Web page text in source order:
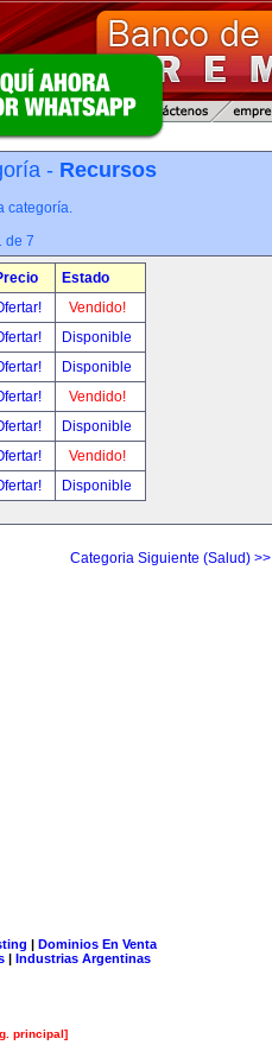
- Recursos
categoría.
de 7
Estado
Vendido!
Disponible
Disponible
Vendido!
Disponible
Vendido!
Disponible
Categoria Siguiente (Salud) >>
| Dominios En Venta
| Industrias Argentinas
principal]